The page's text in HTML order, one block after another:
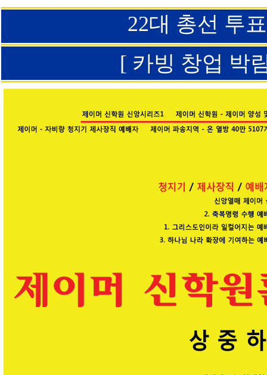
22대 총선 투
[ 카빙 창업 박